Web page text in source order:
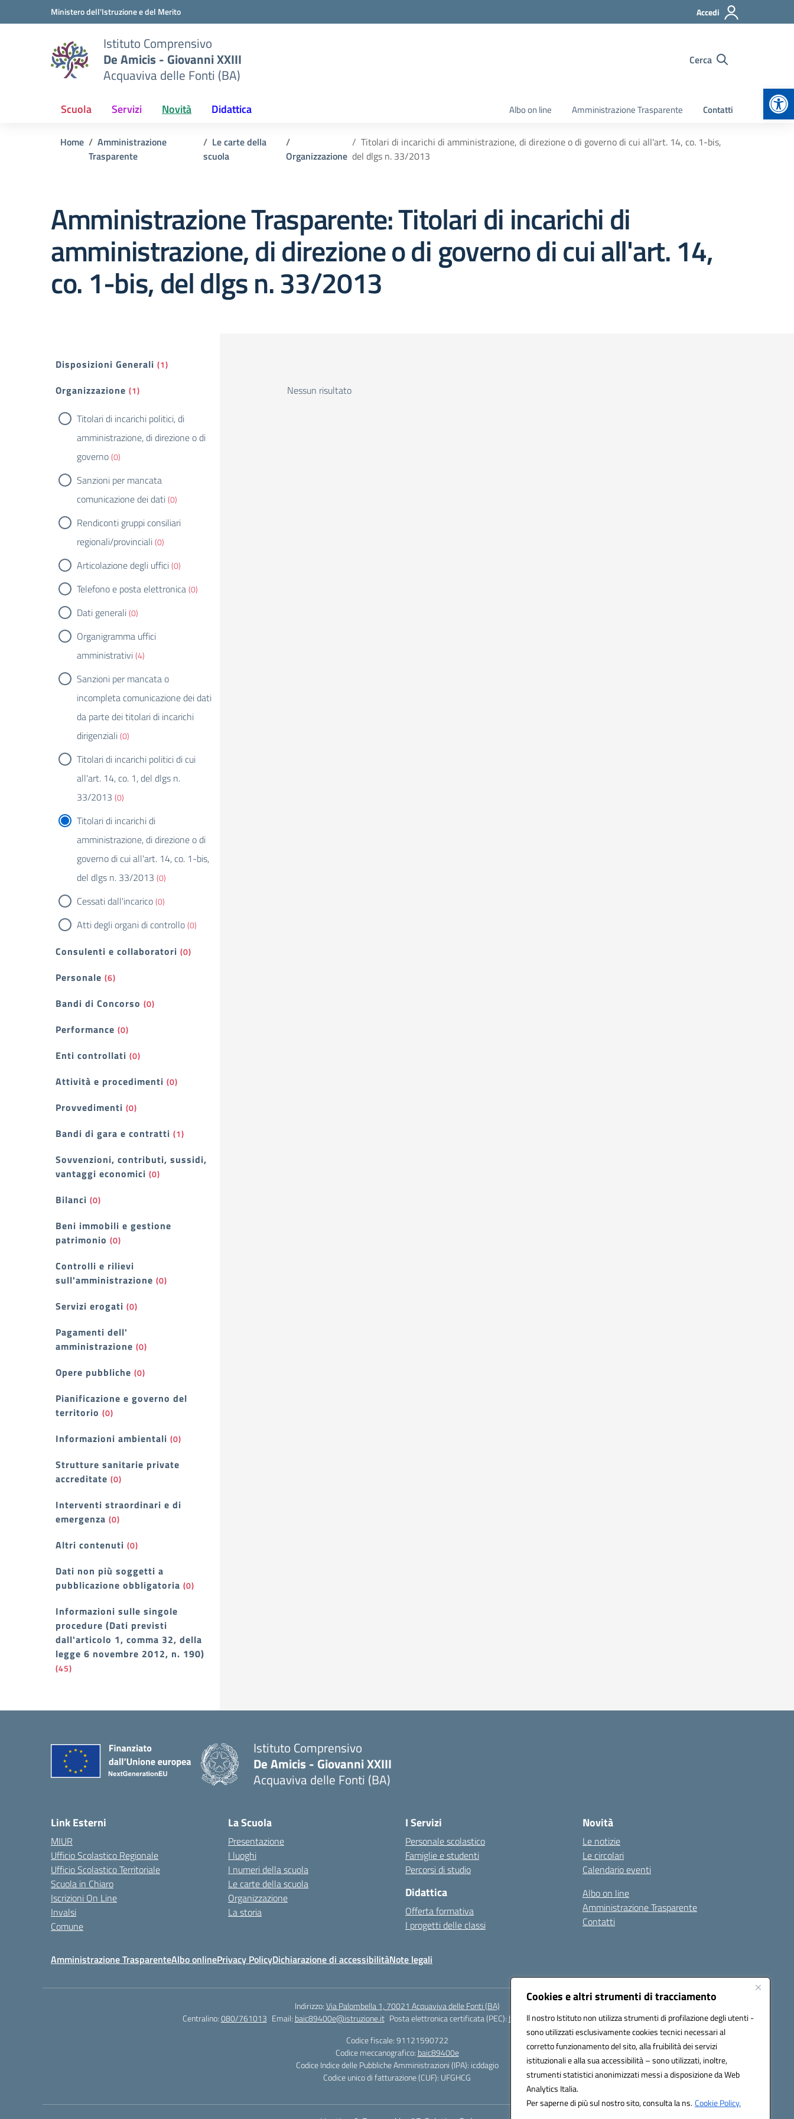
Cookies e altri strumenti di tracciamento
Il nostro Istituto non utilizza strumenti di profilazione degli utenti -
sono utilizzati esclusivamente cookies tecnici necessari al
corretto funzionamento del sito, alla fruibilità dei servizi
istituzionali e alla sua accessibilità – sono utilizzati, inoltre,
strumenti statistici anonimizzati messi a disposizione da Web
Analytics Italia.
Per saperne di più sul nostro sito, consulta la ns.Cookie Policy.
Vai ai contenuti
Vai al menu di navigazioneMinistero dell'Istruzione e del Merito Accedi
Istituto Comprensivo
De Amicis - Giovanni XXIII
Acquaviva delle Fonti (BA)
Cerca
Scuola Servizi Novità Didattica Albo on line Amministrazione Trasparente Contatti
Home
Amministrazione
Trasparente
Le carte della
scuola
Organizzazione
Titolari di incarichi di amministrazione, di direzione o di governo di cui all'art. 14, co. 1-bis,
del dlgs n. 33/2013
Amministrazione Trasparente:Titolari di incarichi di
amministrazione, di direzione o di governo di cui all'art. 14,
co. 1-bis, del dlgs n. 33/2013
Filtri
Disposizioni Generali (1)
Organizzazione (1)
Titolari di incarichi politici, di
amministrazione, di direzione o di
governo(0)
Sanzioni per mancata
comunicazione dei dati(0)
Rendiconti gruppi consiliari
regionali/provinciali(0)
Articolazione degli uffici(0)
Telefono e posta elettronica(0)
Dati generali(0)
Organigramma uffici
amministrativi(4)
Sanzioni per mancata o
incompleta comunicazione dei dati
da parte dei titolari di incarichi
dirigenziali(0)
Titolari di incarichi politici di cui
all'art. 14, co. 1, del dlgs n.
33/2013 (0)
Titolari di incarichi di
amministrazione, di direzione o di
governo di cui all'art. 14, co. 1-bis,
del dlgs n. 33/2013 (0)
Cessati dall'incarico(0)
Atti degli organi di controllo(0)
Consulenti e collaboratori (0)
Personale (6)
Bandi di Concorso (0)
Performance (0)
Enti controllati (0)
Attività e procedimenti (0)
Provvedimenti (0)
Bandi di gara e contratti (1)
Sovvenzioni, contributi, sussidi,
vantaggi economici (0)
Bilanci (0)
Beni immobili e gestione
patrimonio (0)
Controlli e rilievi
sull'amministrazione (0)
Servizi erogati (0)
Pagamenti dell'
amministrazione (0)
Opere pubbliche (0)
Pianificazione e governo del
territorio (0)
Informazioni ambientali (0)
Strutture sanitarie private
accreditate (0)
Interventi straordinari e di
emergenza (0)
Altri contenuti (0)
Dati non più soggetti a
pubblicazione obbligatoria (0)
Informazioni sulle singole
procedure (Dati previsti
dall'articolo 1, comma 32, della
legge 6 novembre 2012, n. 190)
(45)
Nessun risultato
Istituto Comprensivo
De Amicis - Giovanni XXIII
Acquaviva delle Fonti (BA)
Link Esterni
MIUR
Ufficio Scolastico Regionale
Ufficio Scolastico Territoriale
Scuola in Chiaro
Iscrizioni On Line
Invalsi
Comune
La Scuola
Presentazione
I luoghi
I numeri della scuola
Le carte della scuola
Organizzazione
La storia
I Servizi
Personale scolastico
Famiglie e studenti
Percorsi di studio
Didattica
Offerta formativa
I progetti delle classi
Novità
Le notizie
Le circolari
Calendario eventi
Albo on line
Amministrazione Trasparente
Contatti
Amministrazione TrasparenteAlbo onlinePrivacy PolicyDichiarazione di accessibilitàNote legali
Indirizzo:Via Palombella 1, 70021 Acquaviva delle Fonti (BA)
Centralino:080/761013 Email: baic89400e@istruzione.it Posta elettronica certificata (PEC): baic89400e@pec.istruzione.it
Codice fiscale: 91121590722
Codice meccanografico: baic89400e
Codice Indice delle Pubbliche Amministrazioni (IPA): icddagio
Codice unico di fatturazione (CUF): UFGHCG